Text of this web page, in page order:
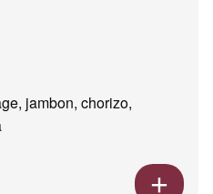
jambon, chorizo,